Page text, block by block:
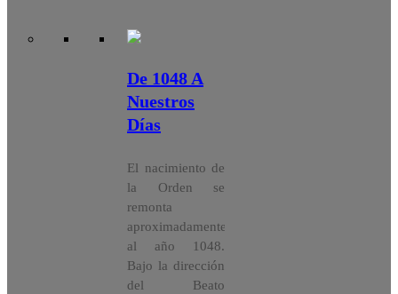
De 1048 A
Nuestros
Días
El nacimiento de
la Orden se
remonta
aproximadamente
al año 1048.
Bajo la dirección
del Beato